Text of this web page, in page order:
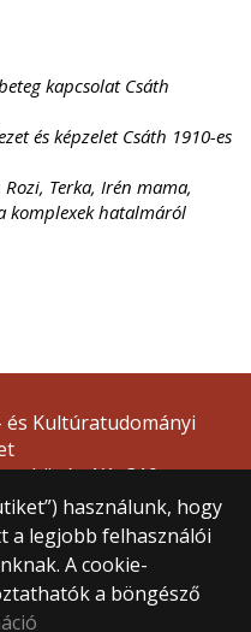
kapcsolat Csáth
és képzelet Csáth 1910-es
Rozi, Terka, Irén mama,
komplexek hatalmáról
használunk, hogy
a legjobb felhasználói
A cookie-
a böngésző
Kultúratudományi
körút 4/A, 310.